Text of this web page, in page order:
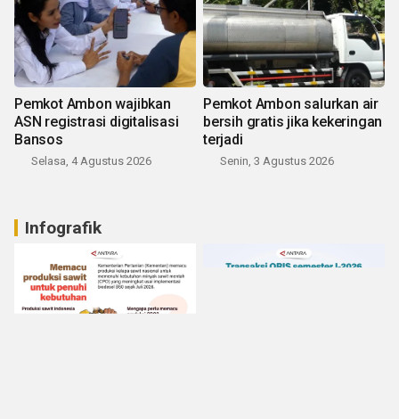
Pemkot Ambon wajibkan
ASN registrasi digitalisasi
Bansos
Selasa, 4 Agustus 2026
Pemkot Ambon salurkan air
bersih gratis jika kekeringan
terjadi
Senin, 3 Agustus 2026
Infografik